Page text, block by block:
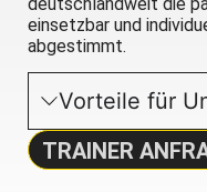
einsetzbar und
abgestimmt.
Vorteile für
TRAINER